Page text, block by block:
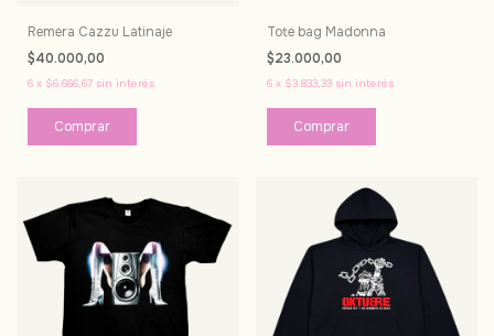
Remera Cazzu Latinaje
$40.000,00
6 x $6.666,67 sin interés
Comprar
Tote bag Madonna
$23.000,00
6 x $3.833,33 sin interés